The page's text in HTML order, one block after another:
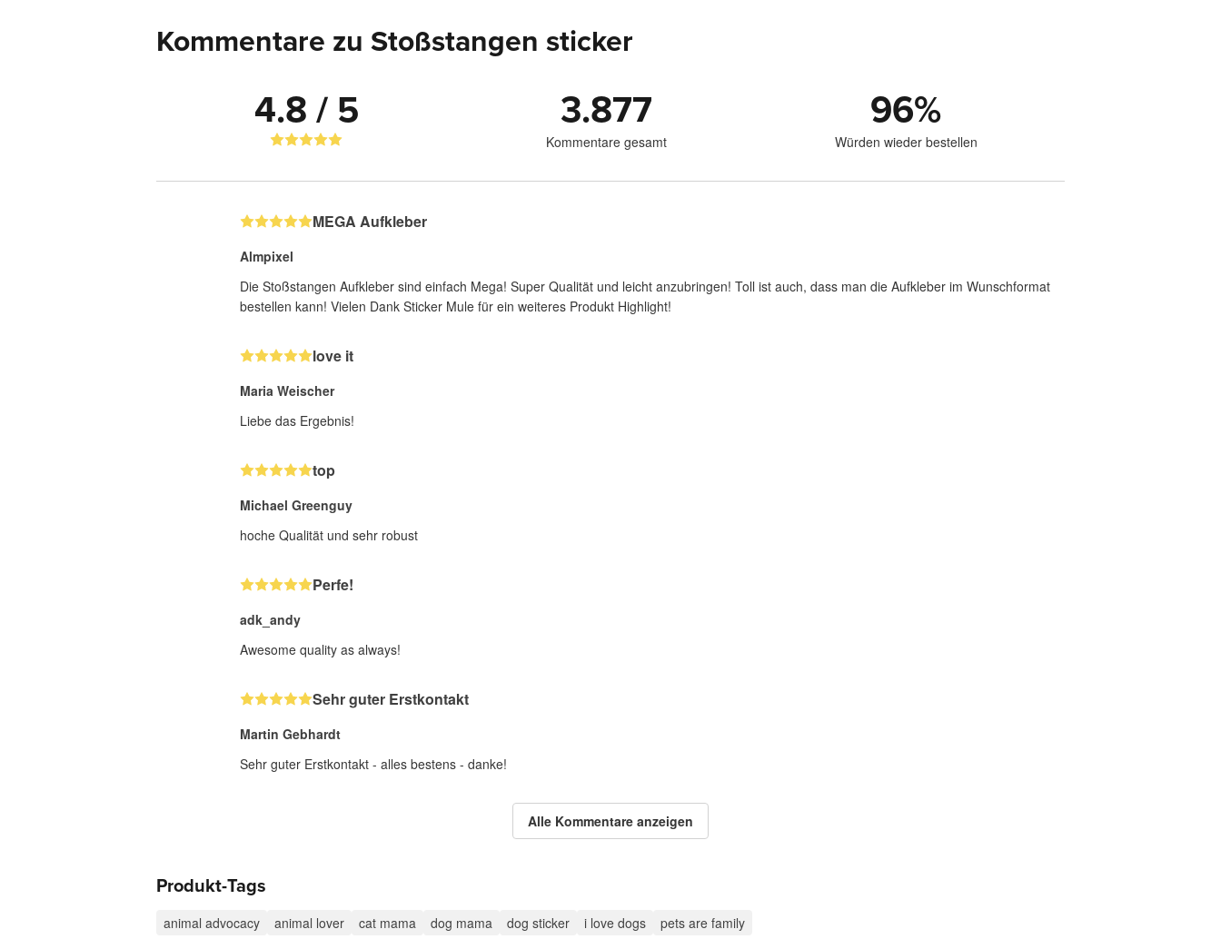
Kommentare zu Stoßstangen sticker
4.8 / 5 3.877
Kommentare gesamt
96%
Würden wieder bestellen
MEGA Aufkleber
Almpixel
Die Stoßstangen Aufkleber sind einfach Mega! Super Qualität und leicht anzubringen! Toll ist auch, dass man die Aufkleber im Wunschformat
bestellen kann! Vielen Dank Sticker Mule für ein weiteres Produkt Highlight!
love it
Maria Weischer
Liebe das Ergebnis!
top
Michael Greenguy
hoche Qualität und sehr robust
Perfe!
adk_andy
Awesome quality as always!
Sehr guter Erstkontakt
Martin Gebhardt
Sehr guter Erstkontakt - alles bestens - danke!
Alle Kommentare anzeigen
Produkt-Tags
animal advocacy animal lover cat mama dog mama dog sticker i love dogs pets are family